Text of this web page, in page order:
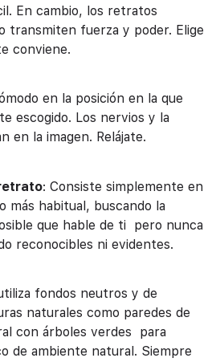
En cambio, los retratos
transmiten fuerza y poder. Elige
conviene.
en la posición en la que
escogido. Los nervios y la
en la imagen. Relájate.
: Consiste simplemente en
habitual, buscando la
que hable de ti pero nunca
reconocibles ni evidentes.
fondos neutros y de
naturales como paredes de
con árboles verdes para
de ambiente natural. Siempre